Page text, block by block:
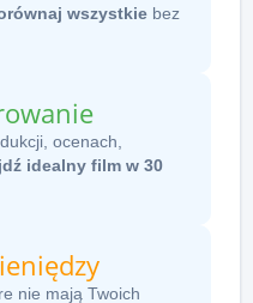
wszystkie bez
ocenach,
idealny film w 30
nie mają Twoich